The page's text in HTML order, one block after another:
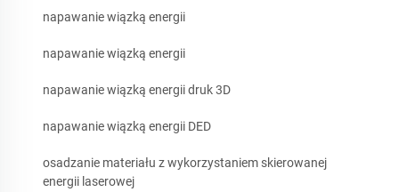
napawanie wiązką energii
napawanie wiązką energii
napawanie wiązką energii druk 3D
napawanie wiązką energii DED
osadzanie materiału z wykorzystaniem skierowanej
energii laserowej